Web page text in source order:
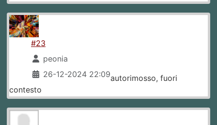
#23
peonia
26-12-2024 22:09autorimosso, fuori
contesto